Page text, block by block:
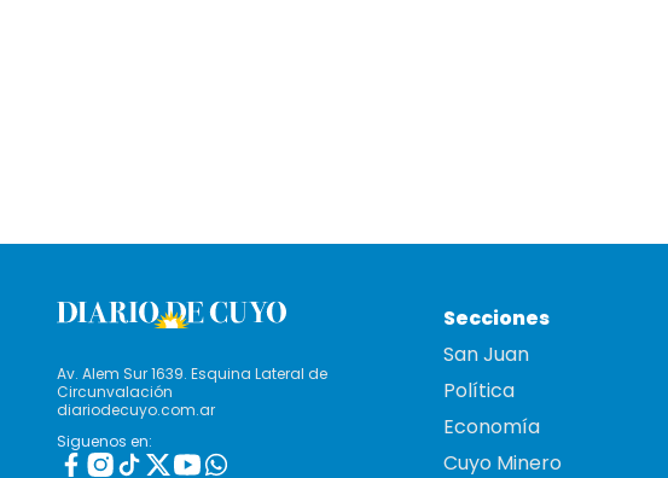
Av. Alem Sur 1639. Esquina Lateral de
Circunvalación
diariodecuyo.com.ar
Siguenos en:
Secciones
San Juan
Política
Economía
Cuyo Minero